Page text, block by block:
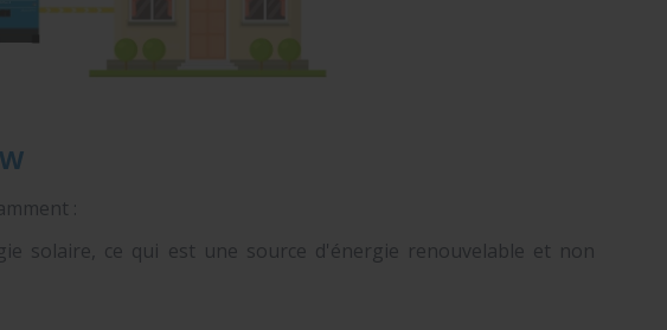
:
solaire, ce qui est une source d'énergie renouvelable et non